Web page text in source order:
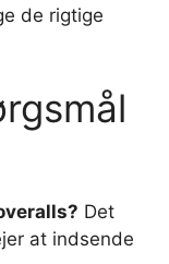
de rigtige
Det
at indsende